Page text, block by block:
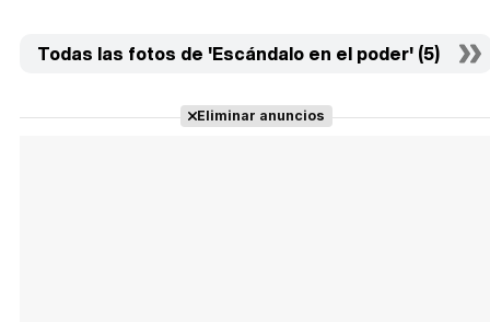
Todas las fotos de 'Escándalo en el poder' (5)
Eliminar anuncios